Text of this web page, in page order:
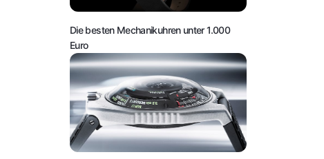
Die besten Mechanikuhren unter 1.000
Euro